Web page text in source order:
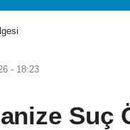
- 18:23
Suç